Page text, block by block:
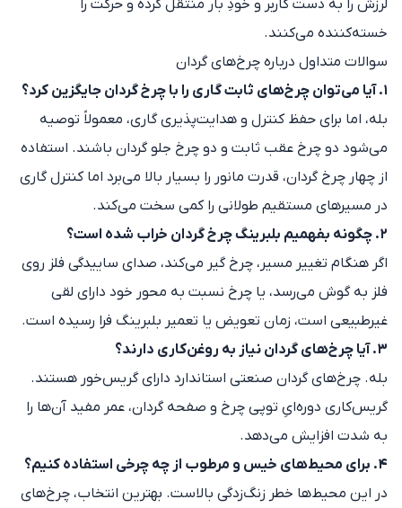
لرزش را به دست کاربر و خودِ بار منتقل کرده و حرکت را
خسته‌کننده می‌کنند.
سوالات متداول درباره چرخ‌های گردان
۱. آیا می‌توان چرخ‌های ثابت گاری را با چرخ گردان جایگزین کرد؟
بله، اما برای حفظ کنترل و هدایت‌پذیری گاری، معمولاً توصیه
می‌شود دو چرخ عقب ثابت و دو چرخ جلو گردان باشند. استفاده
از چهار چرخ گردان، قدرت مانور را بسیار بالا می‌برد اما کنترل گاری
در مسیرهای مستقیم طولانی را کمی سخت می‌کند.
۲. چگونه بفهمیم بلبرینگ چرخ گردان خراب شده است؟
اگر هنگام تغییر مسیر، چرخ گیر می‌کند، صدای ساییدگی فلز روی
فلز به گوش می‌رسد، یا چرخ نسبت به محور خود دارای لقی
غیرطبیعی است، زمان تعویض یا تعمیر بلبرینگ فرا رسیده است.
۳. آیا چرخ‌های گردان نیاز به روغن‌کاری دارند؟
بله. چرخ‌های گردان صنعتی استاندارد دارای گریس‌خور هستند.
گریس‌کاری دوره‌ایِ توپی چرخ و صفحه گردان، عمر مفید آن‌ها را
به شدت افزایش می‌دهد.
۴. برای محیط‌های خیس و مرطوب از چه چرخی استفاده کنیم؟
در این محیط‌ها خطر زنگ‌زدگی بالاست. بهترین انتخاب، چرخ‌های